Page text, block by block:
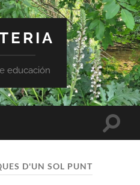
educación
D'UN SOL PUNT